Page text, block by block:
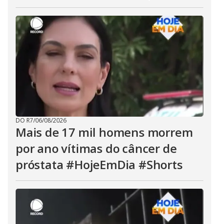
DO R7/06/08/2026
Mais de 17 mil homens morrem
por ano vítimas do câncer de
próstata #HojeEmDia #Shorts